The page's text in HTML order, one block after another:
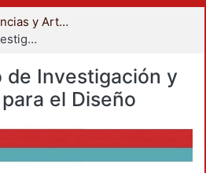
División de Ciencias y Artes para el Diseño
Departamento de Investigación y Conocimiento para el Diseño
de Investigación y
el Diseño